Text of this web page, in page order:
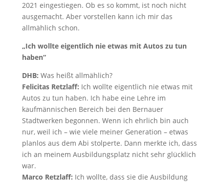
2021 eingestiegen. Ob es so kommt, ist noch nicht
ausgemacht. Aber vorstellen kann ich mir das
allmählich schon.
„Ich wollte eigentlich nie etwas mit Autos zu tun
haben“
DHB: Was heißt allmählich?
Felicitas Retzlaff: Ich wollte eigentlich nie etwas mit
Autos zu tun haben. Ich habe eine Lehre im
kaufmännischen Bereich bei den Bernauer
Stadtwerken begonnen. Wenn ich ehrlich bin auch
nur, weil ich – wie viele meiner Generation – etwas
planlos aus dem Abi stolperte. Dann merkte ich, dass
ich an meinem Ausbildungsplatz nicht sehr glücklich
war.
Marco Retzlaff: Ich wollte, dass sie die Ausbildung